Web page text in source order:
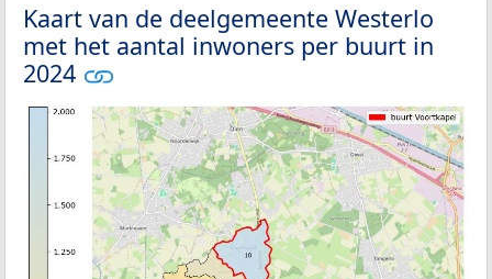
Kaart van de deelgemeente Westerlo
met het aantal inwoners per buurt in
2024